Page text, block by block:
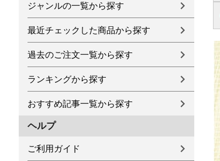
ジャンルの一覧から探す
最近チェックした商品から探す
過去のご注文一覧から探す
ランキングから探す
おすすめ記事一覧から探す
ヘルプ
ご利用ガイド